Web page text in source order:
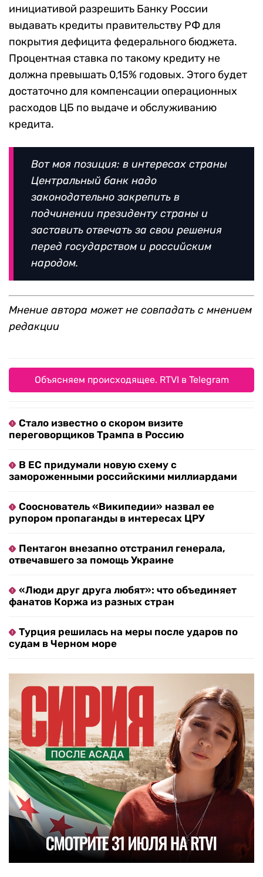
инициативой разрешить Банку России
выдавать кредиты правительству РФ для
покрытия дефицита федерального бюджета.
Процентная ставка по такому кредиту не
должна превышать 0,15% годовых. Этого будет
достаточно для компенсации операционных
расходов ЦБ по выдаче и обслуживанию
кредита.
Вот моя позиция: в интересах страны
Центральный банк надо
законодательно закрепить в
подчинении президенту страны и
заставить отвечать за свои решения
перед государством и российским
народом.
Мнение автора может не совпадать с мнением
редакции
Объясняем происходящее. RTVI в Telegram
Стало известно о скором визите
переговорщиков Трампа в Россию
В ЕС придумали новую схему с
замороженными российскими миллиардами
Сооснователь «Википедии» назвал ее
рупором пропаганды в интересах ЦРУ
Пентагон внезапно отстранил генерала,
отвечавшего за помощь Украине
«Люди друг друга любят»: что объединяет
фанатов Коржа из разных стран
Турция решилась на меры после ударов по
судам в Черном море